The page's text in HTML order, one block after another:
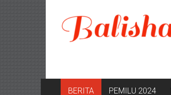
konten
BERITA PEMILU 2024